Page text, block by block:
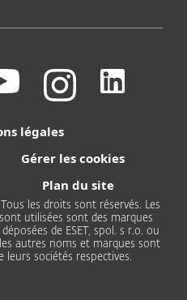
légales
Gérer les cookies
Plan du site
les droits sont réservés. Les
utilisées sont des marques
de ESET, spol. s r.o. ou
autres noms et marques sont
leurs sociétés respectives.